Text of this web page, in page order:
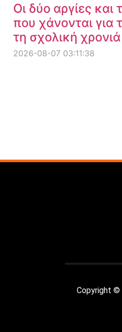
Οι δύο αργίες και
που χάνονται για
τη σχολική
2026-08-07 03:11:38
Copyright ©